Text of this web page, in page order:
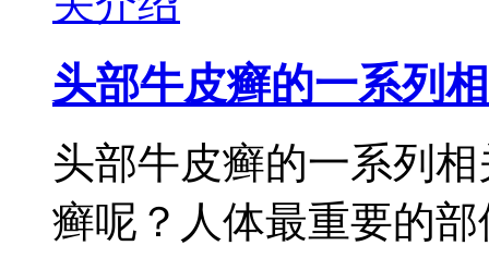
头部牛皮癣的一系列相
头部牛皮癣的一系列
癣呢？人体最重要的